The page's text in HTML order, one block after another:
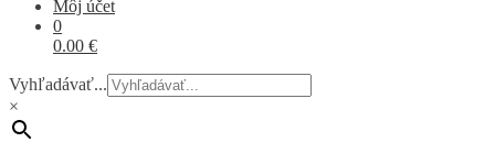
Môj účet
0
0.00 €
Vyhľadávať...
×